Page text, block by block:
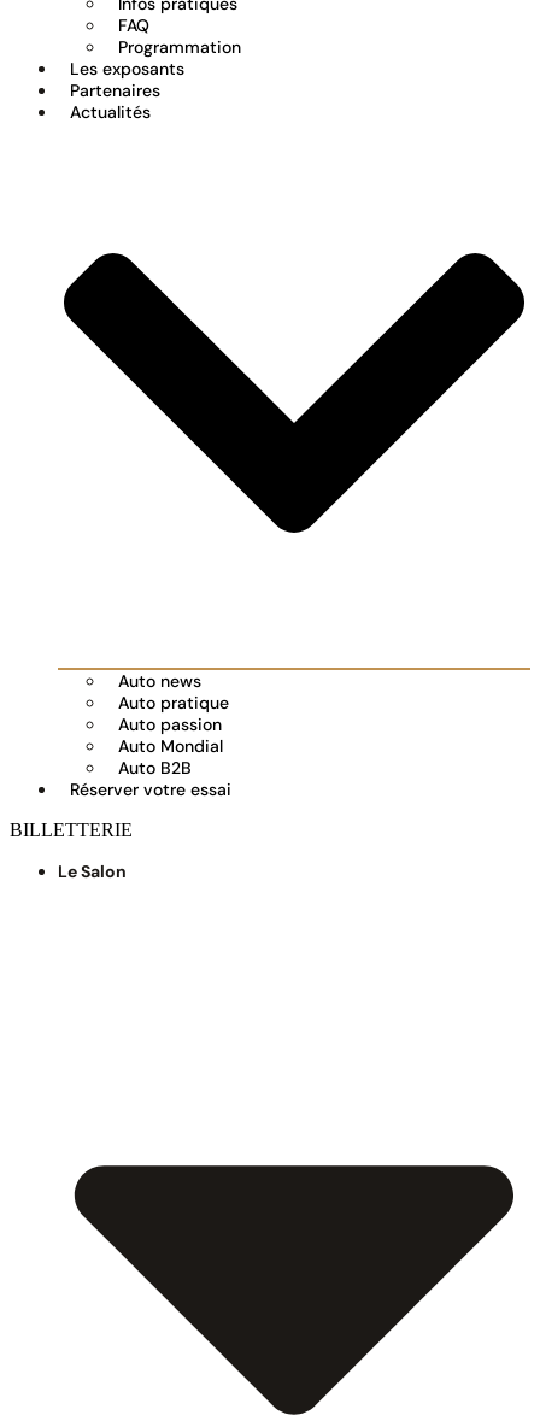
FAQ
Programmation
Les exposants
Partenaires
Actualités
Auto news
Auto pratique
Auto passion
Auto Mondial
Auto B2B
Réserver votre essai
BILLETTERIE
Le Salon